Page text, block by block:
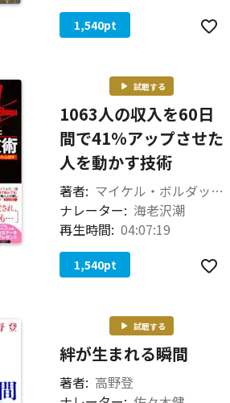
1,540pt
試聴する
1063人の収入を60日
間で41%アップさせた
人を動かす技術
著者:
マイケル・ボルダック（著） 堀江 信宏（訳）
ナレーター: 海老沢潮
再生時間: 04:07:19
1,540pt
試聴する
絆が生まれる瞬間
著者: 高野登